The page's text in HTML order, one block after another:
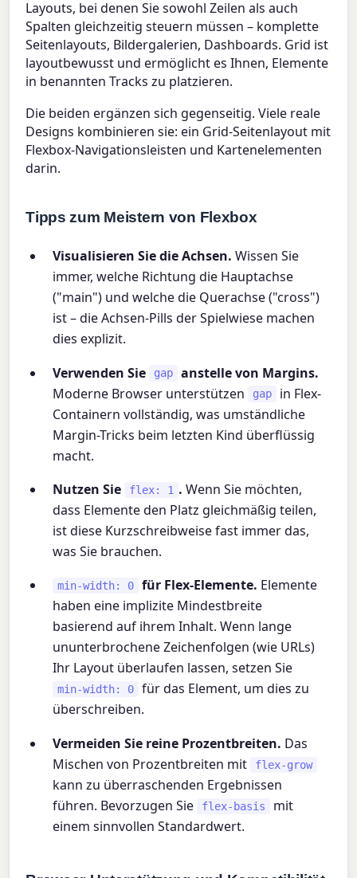
Layouts, bei denen Sie sowohl Zeilen als auch
Spalten gleichzeitig steuern müssen – komplette
Seitenlayouts, Bildergalerien, Dashboards. Grid ist
layoutbewusst und ermöglicht es Ihnen, Elemente
in benannten Tracks zu platzieren.
Die beiden ergänzen sich gegenseitig. Viele reale
Designs kombinieren sie: ein Grid-Seitenlayout mit
Flexbox-Navigationsleisten und Kartenelementen
darin.
Tipps zum Meistern von Flexbox
Visualisieren Sie die Achsen. Wissen Sie
immer, welche Richtung die Hauptachse
("main") und welche die Querachse ("cross")
ist – die Achsen-Pills der Spielwiese machen
dies explizit.
Verwenden Sie
gap
anstelle von Margins.
Moderne Browser unterstützen
gap
in Flex-
Containern vollständig, was umständliche
Margin-Tricks beim letzten Kind überflüssig
macht.
Nutzen Sie
flex: 1 . Wenn Sie möchten,
dass Elemente den Platz gleichmäßig teilen,
ist diese Kurzschreibweise fast immer das,
was Sie brauchen.
min-width: 0 für Flex-Elemente. Elemente
haben eine implizite Mindestbreite
basierend auf ihrem Inhalt. Wenn lange
ununterbrochene Zeichenfolgen (wie URLs)
Ihr Layout überlaufen lassen, setzen Sie
min-width: 0
für das Element, um dies zu
überschreiben.
Vermeiden Sie reine Prozentbreiten. Das
Mischen von Prozentbreiten mit
flex-grow
kann zu überraschenden Ergebnissen
führen. Bevorzugen Sie
flex-basis
mit
einem sinnvollen Standardwert.